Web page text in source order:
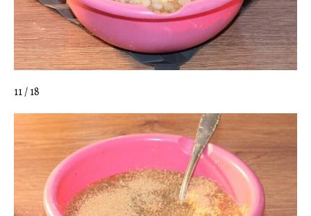
11 / 18